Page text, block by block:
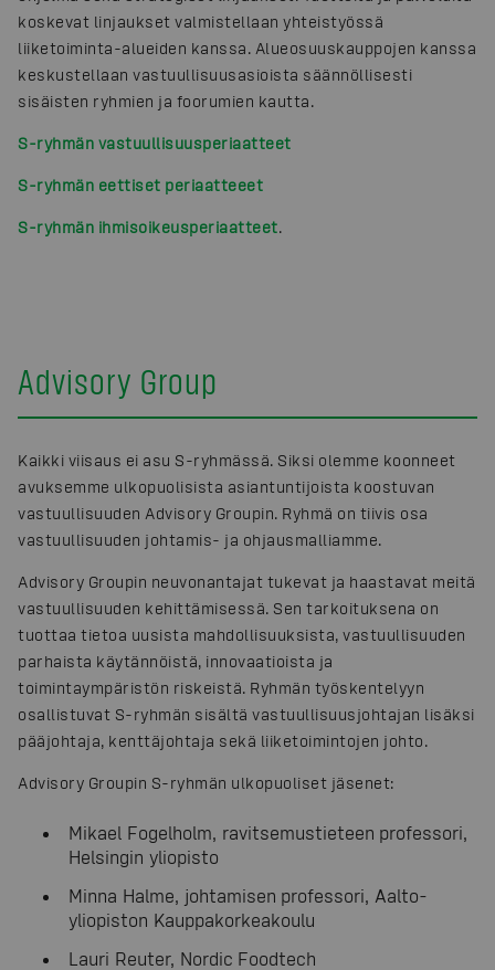
koskevat linjaukset valmistellaan yhteistyössä
liiketoiminta-alueiden kanssa. Alueosuuskauppojen kanssa
keskustellaan vastuullisuusasioista säännöllisesti
sisäisten ryhmien ja foorumien kautta.
S-ryhmän vastuullisuusperiaatteet
S-ryhmän eettiset periaatteeet
S-ryhmän ihmisoikeusperiaatteet.
Advisory Group
Kaikki viisaus ei asu S-ryhmässä. Siksi olemme koonneet
avuksemme ulkopuolisista asiantuntijoista koostuvan
vastuullisuuden Advisory Groupin. Ryhmä on tiivis osa
vastuullisuuden johtamis- ja ohjausmalliamme.
Advisory Groupin neuvonantajat tukevat ja haastavat meitä
vastuullisuuden kehittämisessä. Sen tarkoituksena on
tuottaa tietoa uusista mahdollisuuksista, vastuullisuuden
parhaista käytännöistä, innovaatioista ja
toimintaympäristön riskeistä. Ryhmän työskentelyyn
osallistuvat S-ryhmän sisältä vastuullisuusjohtajan lisäksi
pääjohtaja, kenttäjohtaja sekä liiketoimintojen johto.
Advisory Groupin S-ryhmän ulkopuoliset jäsenet:
Mikael Fogelholm, ravitsemustieteen professori,
Helsingin yliopisto
Minna Halme, johtamisen professori, Aalto-
yliopiston Kauppakorkeakoulu
Lauri Reuter, Nordic Foodtech